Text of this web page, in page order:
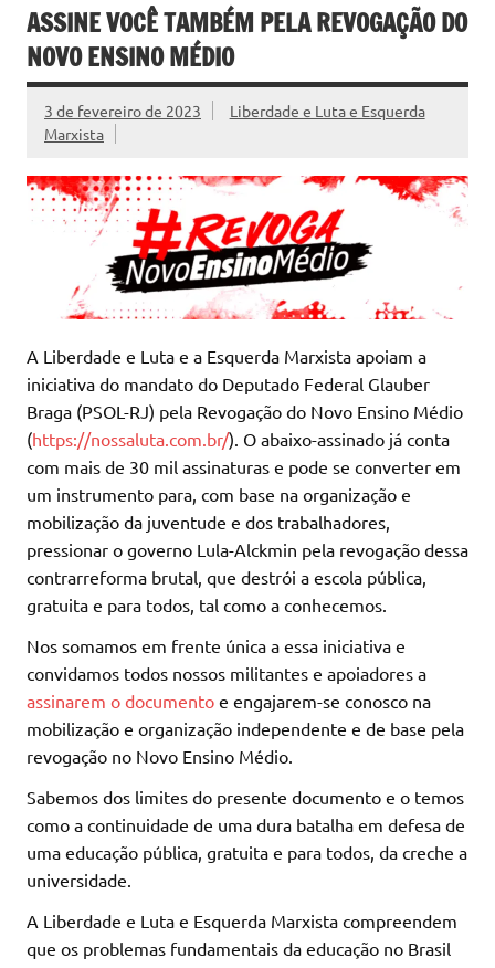
ASSINE VOCÊ TAMBÉM PELA REVOGAÇÃO DO
NOVO ENSINO MÉDIO
3 de fevereiro de 2023
Liberdade e Luta e Esquerda
Marxista
A Liberdade e Luta e a Esquerda Marxista apoiam a
iniciativa do mandato do Deputado Federal Glauber
Braga (PSOL-RJ) pela Revogação do Novo Ensino Médio
(https://nossaluta.com.br/). O abaixo-assinado já conta
com mais de 30 mil assinaturas e pode se converter em
um instrumento para, com base na organização e
mobilização da juventude e dos trabalhadores,
pressionar o governo Lula-Alckmin pela revogação dessa
contrarreforma brutal, que destrói a escola pública,
gratuita e para todos, tal como a conhecemos.
Nos somamos em frente única a essa iniciativa e
convidamos todos nossos militantes e apoiadores a
assinarem o documento e engajarem-se conosco na
mobilização e organização independente e de base pela
revogação no Novo Ensino Médio.
Sabemos dos limites do presente documento e o temos
como a continuidade de uma dura batalha em defesa de
uma educação pública, gratuita e para todos, da creche a
universidade.
A Liberdade e Luta e Esquerda Marxista compreendem
que os problemas fundamentais da educação no Brasil